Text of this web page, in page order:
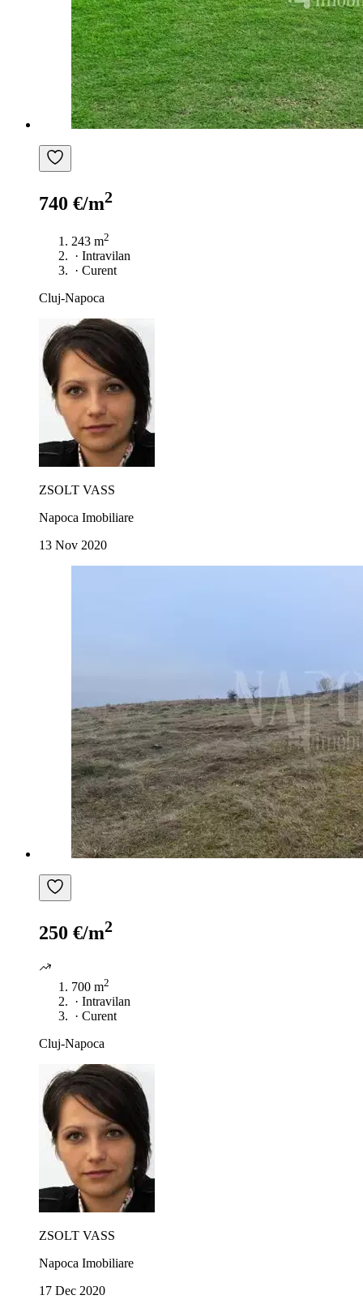
740 €/m2
243 m2
· Intravilan
· Curent
Cluj-Napoca
ZSOLT VASS
Napoca Imobiliare
13 Nov 2020
250 €/m2
700 m2
· Intravilan
· Curent
Cluj-Napoca
ZSOLT VASS
Napoca Imobiliare
17 Dec 2020